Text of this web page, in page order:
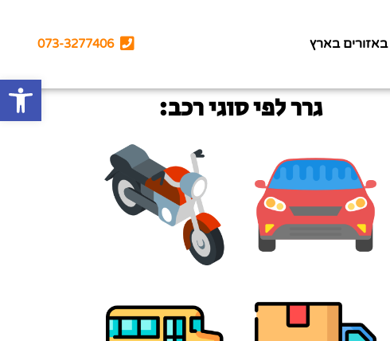
פתח
באזורים בארץ 073-3277406
גרר לפי סוגי רכב: